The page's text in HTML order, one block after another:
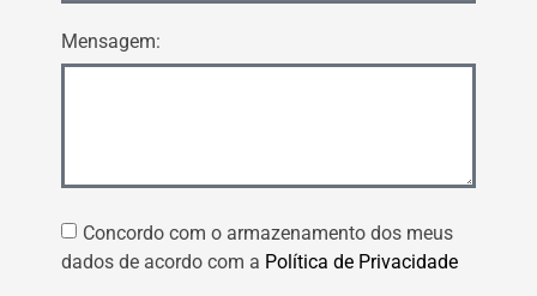
Mensagem:
Concordo com o armazenamento dos meus
dados de acordo com a Política de Privacidade